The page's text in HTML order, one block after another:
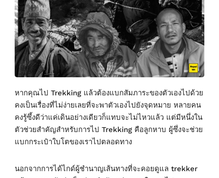
หากคุณไป Trekking แล้วต้องแบกสัมภาระของตัวเองไปด้วย
คงเป็นเรื่องที่ไม่ง่ายเลยที่จะพาตัวเองไปยังจุดหมาย หลายคน
คงรู้ซึ้งดีว่าแค่เดินอย่างเดียวก็แทบจะไม่ไหวแล้ว แต่มีหนึ่งใน
ตัวช่วยสำคัญสำหรับการไป Trekking คือลูกหาบ ผู้ซึ่งจะช่วย
แบกกระเป๋าใบโตของเราไปตลอดทาง
นอกจากการได้ไกด์ผู้ชำนาญเส้นทางที่จะคอยดูแล trekker